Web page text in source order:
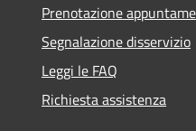
Prenotazione
Segnalazione disservizio
Leggi le FAQ
Richiesta assistenza